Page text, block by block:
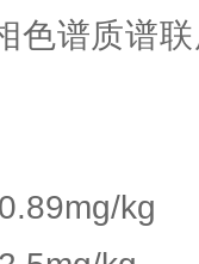
色谱质谱
kg